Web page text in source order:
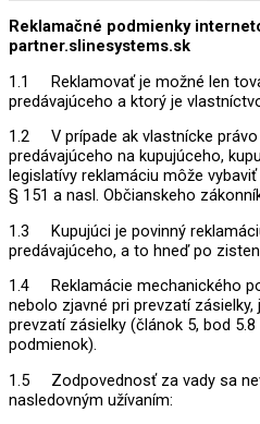
Reklamačné podmienky
partner.slinesystems.sk
1.1 Reklamovať je možné len
predávajúceho a ktorý je
1.2 V prípade ak vlastnícke
predávajúceho na kupujúceho,
legislatívy reklamáciu môže
§ 151 a nasl. Občianskeho
1.3 Kupujúci je povinný
predávajúceho, a to hneď po
1.4 Reklamácie mechanického
nebolo zjavné pri prevzatí
prevzatí zásielky (článok 5, bod
podmienok).
1.5 Zodpovednosť za vady sa
nasledovným užívaním: